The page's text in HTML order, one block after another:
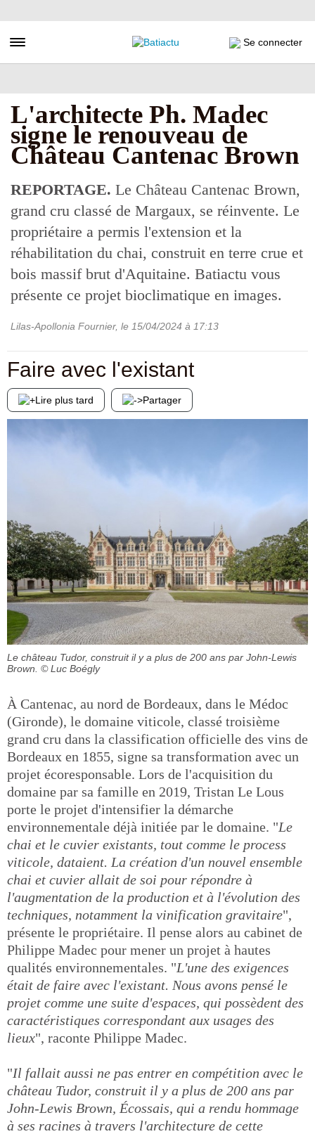
au
principal
Toggle navigation Se connecter
L'architecte Ph. Madec
signe le renouveau de
Château Cantenac Brown
REPORTAGE. Le Château Cantenac Brown,
grand cru classé de Margaux, se réinvente. Le
propriétaire a permis l'extension et la
réhabilitation du chai, construit en terre crue et
bois massif brut d'Aquitaine. Batiactu vous
présente ce projet bioclimatique en images.
Lilas-Apollonia Fournier, le 15/04/2024 à 17:13
Faire avec l'existant
Lire plus tard Partager
Le château Tudor, construit il y a plus de 200 ans par John-Lewis
Brown. © Luc Boégly
À Cantenac, au nord de Bordeaux, dans le Médoc
(Gironde), le domaine viticole, classé troisième
grand cru dans la classification officielle des vins de
Bordeaux en 1855, signe sa transformation avec un
projet écoresponsable. Lors de l'acquisition du
domaine par sa famille en 2019, Tristan Le Lous
porte le projet d'intensifier la démarche
environnementale déjà initiée par le domaine. "Le
chai et le cuvier existants, tout comme le process
viticole, dataient. La création d'un nouvel ensemble
chai et cuvier allait de soi pour répondre à
l'augmentation de la production et à l'évolution des
techniques, notamment la vinification gravitaire",
présente le propriétaire. Il pense alors au cabinet de
Philippe Madec pour mener un projet à hautes
qualités environnementales. "L'une des exigences
était de faire avec l'existant. Nous avons pensé le
projet comme une suite d'espaces, qui possèdent des
caractéristiques correspondant aux usages des
lieux", raconte Philippe Madec.
"Il fallait aussi ne pas entrer en compétition avec le
château Tudor, construit il y a plus de 200 ans par
John-Lewis Brown, Écossais, qui a rendu hommage
à ses racines à travers l'architecture de cette